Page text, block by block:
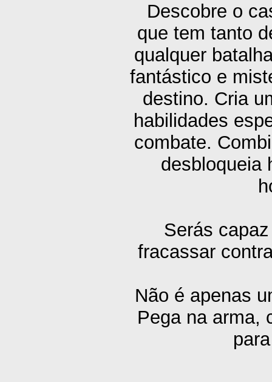
Descobre o
que tem tanto
qualquer
fantástico e
destino. Cria
habilidades
combate.
desbloqueia
Serás
fracassar
Não é apenas
Pega na arma,